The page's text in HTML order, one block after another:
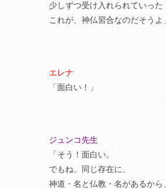
少しずつ受け入れられていった
これが、神仏習合なのだそうよ」
エレナ
「面白い！」
ジュンコ先生
「そう！面白い。
でもね、同じ存在に、
神道・名と仏教・名があるから